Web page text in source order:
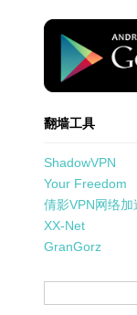
standard-
翻墙工具
ShadowVPN
Your Freedom
倩影VPN网络加
XX-Net
GranGorz